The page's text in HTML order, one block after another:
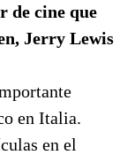
de cine que
Jerry Lewis
en Italia.
en el